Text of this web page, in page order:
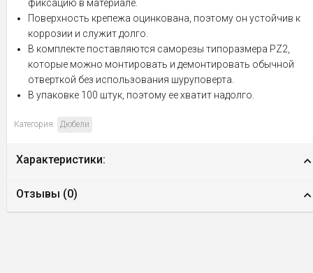
фиксацию в материале.
Поверхность крепежа оцинкована, поэтому он устойчив к
коррозии и служит долго.
В комплекте поставляются саморезы типоразмера PZ2,
которые можно монтировать и демонтировать обычной
отверткой без использования шуруповерта.
В упаковке 100 штук, поэтому ее хватит надолго.
Категория: Дюбели
Характеристики:
Отзывы (0)